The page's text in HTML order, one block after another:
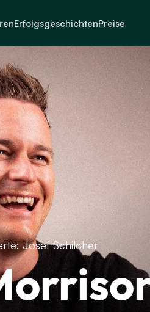
ErfolgsgeschichtenPreise
Josef Schilcher